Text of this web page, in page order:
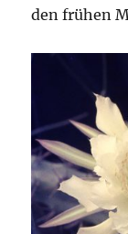
den frühen